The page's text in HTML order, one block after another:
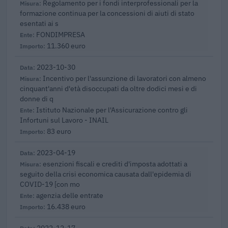
Regolamento per i fondi interprofessionali per la
formazione continua per la concessioni di aiuti di stato
esentati ai s
FONDIMPRESA
11.360 euro
2023-10-30
Incentivo per l'assunzione di lavoratori con almeno
cinquant'anni d'età disoccupati da oltre dodici mesi e di
donne di q
Istituto Nazionale per l'Assicurazione contro gli
Infortuni sul Lavoro - INAIL
83 euro
2023-04-19
esenzioni fiscali e crediti d'imposta adottati a
seguito della crisi economica causata dall'epidemia di
COVID-19 [con mo
agenzia delle entrate
16.438 euro